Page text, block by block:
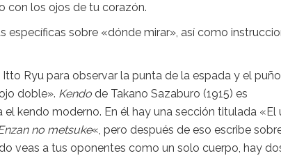
con los ojos de tu corazón.
específicas sobre «dónde mirar», así como
Ryu para observar la punta de la espada y el
doble». Kendo de Takano Sazaburo (1915) es
kendo moderno. En él hay una sección titulada «El
no metsuke«, pero después de eso escribe
veas a tus oponentes como un solo cuerpo, hay